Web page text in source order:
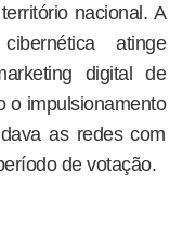
nacional. A
atinge
digital de
o impulsionamento
as redes com
de votação.